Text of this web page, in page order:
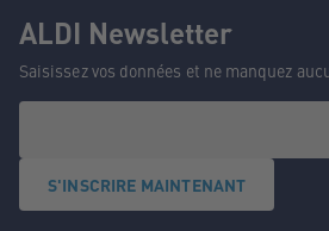
ALDI Newsletter
Saisissez vos données et ne manquez
S'INSCRIRE MAINTENANT